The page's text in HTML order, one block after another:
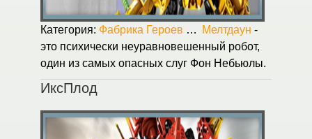
Категория: Фабрика Героев Опубликовано:
Мелтдаун -
это психически неуравновешенный робот,
один из самых опасных слуг Фон Небьюлы.
ИксПлод